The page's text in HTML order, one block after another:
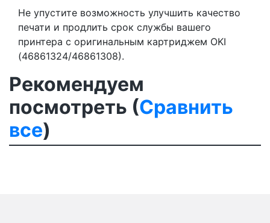
Не упустите возможность улучшить качество
печати и продлить срок службы вашего
принтера с оригинальным картриджем OKI
(46861324/46861308).
Рекомендуем
посмотреть (Сравнить
все)